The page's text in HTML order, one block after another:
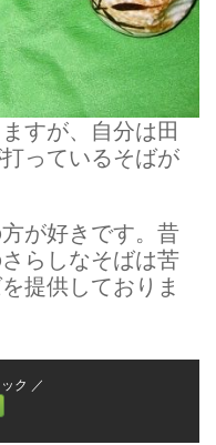
すが、自分は田
っているそばが
が好きです。昔
らしなそばは苦
提供しておりま
ク ／